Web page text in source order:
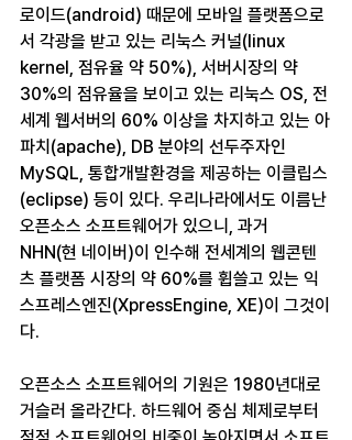
로이드(android) 때문에 모바일 플랫폼으로
서 각광을 받고 있는 리눅스 커널(linux
kernel, 점유율 약 50%), 서버시장의 약
30%의 점유율을 보이고 있는 리눅스 OS, 전
세계 웹서버의 60% 이상을 차지하고 있는 아
파치(apache), DB 분야의 선두주자인
MySQL, 통합개발환경을 제공하는 이클립스
(eclipse) 등이 있다. 우리나라에서도 이름난
오픈소스 소프트웨어가 있으니, 과거
NHN(현 네이버)이 인수해 전세계의 웹콘텐
츠 플랫폼 시장의 약 60%를 휩쓸고 있는 익
스프레스엔진(XpressEngine, XE)이 그것이
다.
오픈소스 소프트웨어의 기원은 1980년대로
거슬러 올라간다. 하드웨어 중심 체제로부터